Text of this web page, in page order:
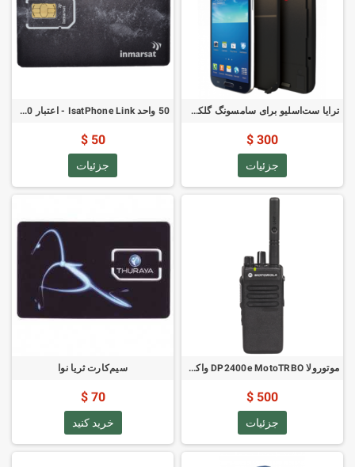
ترایا ست‌اسلیو برای سامسونگ گلکسی S4
300 $
جزئیات
50 واحد IsatPhone Link - اعتبار 30 روز
50 $
جزئیات
موتورولا DP2400e MotoTRBO واکی‌تاکی دستی VHF
500 $
جزئیات
سیم‌کارت ثریا نوا
70 $
خرید کنید